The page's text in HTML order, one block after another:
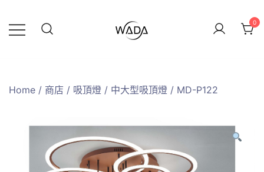
0
Home / 商店 / 吸頂燈 / 中大型吸頂燈 / MD-P122